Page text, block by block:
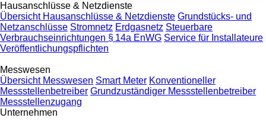
Hausanschlüsse & Netzdienste
Übersicht Hausanschlüsse & Netzdienste Grundstücks- und
Netzanschlüsse Stromnetz Erdgasnetz Steuerbare
Verbrauchseinrichtungen § 14a EnWG Service für Installateure
Veröffentlichungspflichten
Messwesen
Übersicht Messwesen Smart Meter Konventioneller
Messstellenbetreiber Grundzuständiger Messstellenbetreiber
Messstellenzugang
Unternehmen